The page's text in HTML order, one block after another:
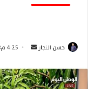
حسن النجار
س
ل
4:25 م8 يونيو، 2026